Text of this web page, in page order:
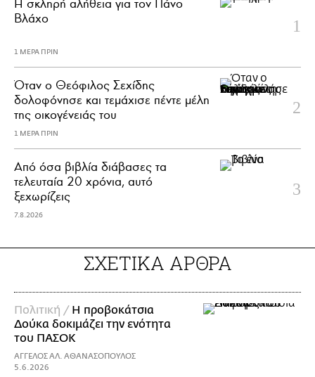
H σκληρή αλήθεια για τον Πάνο
Βλάχο
1 ΜΕΡΑ ΠΡΙΝ
Όταν ο Θεόφιλος Σεχίδης
δολοφόνησε και τεμάχισε πέντε μέλη
της οικογένειάς του
1 ΜΕΡΑ ΠΡΙΝ
Από όσα βιβλία διάβασες τα
τελευταία 20 χρόνια, αυτό
ξεχωρίζεις
7.8.2026
ΣΧΕΤΙΚΑ ΑΡΘΡΑ
Πολιτική / Η προβοκάτσια
Δούκα δοκιμάζει την ενότητα
του ΠΑΣΟΚ
ΑΓΓΕΛΟΣ ΑΛ. ΑΘΑΝΑΣΟΠΟΥΛΟΣ
5.6.2026